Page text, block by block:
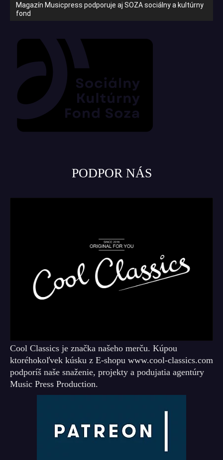
Magazín Musicpress podporuje aj SOZA sociálny a kultúrny
fond
PODPOR NÁS
Cool Classics je značka našeho merču. Kúpou
ktoréhokoľvek kúsku z E-shopu www.cool-classics.com
podporíš naše snaženie, projekty a podujatia agentúry
Music Press Production.